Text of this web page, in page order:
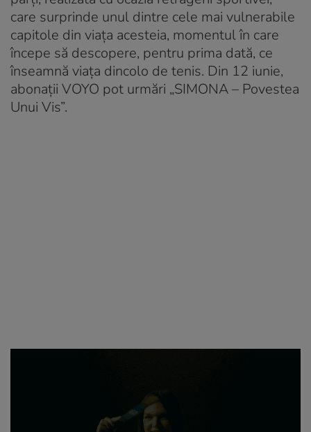
care surprinde unul dintre cele mai vulnerabile
capitole din viața acesteia, momentul în care
începe să descopere, pentru prima dată, ce
înseamnă viața dincolo de tenis. Din 12 iunie,
abonații VOYO pot urmări „SIMONA – Povestea
Unui Vis”.